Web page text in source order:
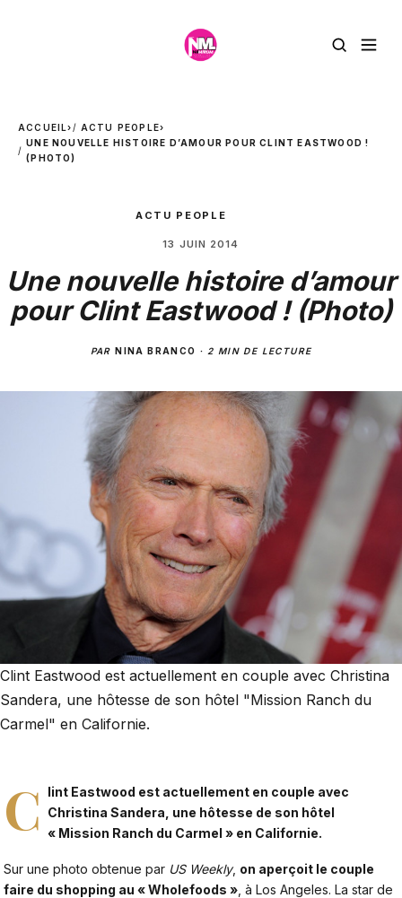
ACCUEIL› ACTU PEOPLE›
UNE NOUVELLE HISTOIRE D’AMOUR POUR CLINT EASTWOOD !
(PHOTO)
ACTU PEOPLE
13 JUIN 2014
Une nouvelle histoire d’amour
pour Clint Eastwood ! (Photo)
PARNINA BRANCO · 2 MIN DE LECTURE
Clint Eastwood est actuellement en couple avec Christina
Sandera, une hôtesse de son hôtel "Mission Ranch du
Carmel" en Californie.
C
lint Eastwood est actuellement en couple avec
Christina Sandera, une hôtesse de son hôtel
« Mission Ranch du Carmel » en Californie.
Sur une photo obtenue par US Weekly, on aperçoit le couple
faire du shopping au « Wholefoods » , à Los Angeles. La star de